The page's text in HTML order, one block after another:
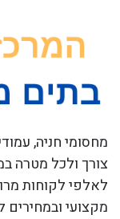
מחסומי חניה,
צורך ולכל מטרה
לאלפי לקוחות
מקצועי ובמחירים